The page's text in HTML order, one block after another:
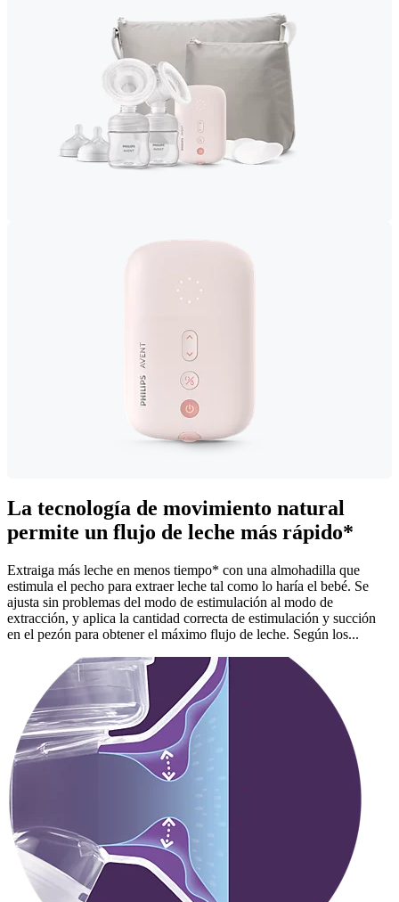
La tecnología de movimiento natural
permite un flujo de leche más rápido*
Extraiga más leche en menos tiempo* con una almohadilla que
estimula el pecho para extraer leche tal como lo haría el bebé. Se
ajusta sin problemas del modo de estimulación al modo de
extracción, y aplica la cantidad correcta de estimulación y succión
en el pezón para obtener el máximo flujo de leche. Según los...